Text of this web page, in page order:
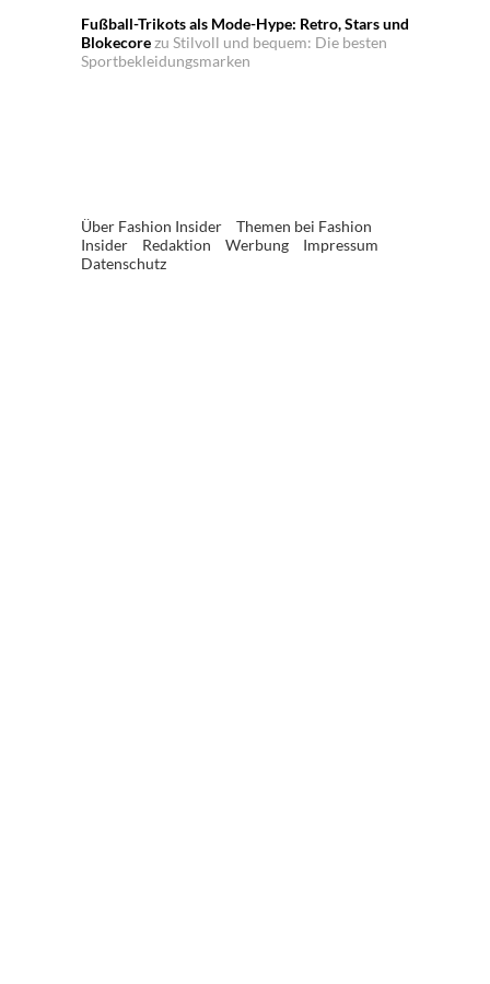
Fußball-Trikots als Mode-Hype: Retro, Stars und
Blokecorezu Stilvoll und bequem: Die besten
Sportbekleidungsmarken
Über Fashion Insider
Themen bei Fashion
Insider
Redaktion Werbung
Impressum
Datenschutz